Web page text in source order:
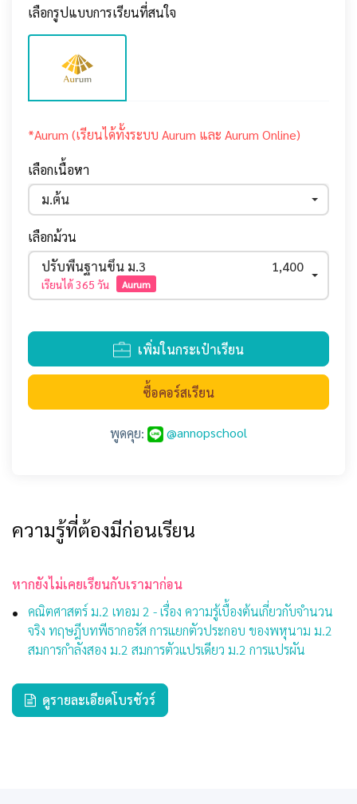
เลือกรูปแบบการเรียนที่สนใจ
*Aurum (เรียนได้ทั้งระบบ Aurum และ Aurum Online)
เลือกเนื้อหา
ม.ต้น
เลือกม้วน
ปรับพื้นฐานขึ้น ม.3
เรียนได้365 วัน Aurum
1,400
เพิ่มในกระเป๋าเรียน
ซื้อคอร์สเรียน
พูดคุย: @annopschool
ความรู้ที่ต้องมีก่อนเรียน
หากยังไม่เคยเรียนกับเรามาก่อน
คณิตศาสตร์ ม.2 เทอม 2 - เรื่อง ความรู้เบื้องต้นเกี่ยวกับจํานวน
จริง ทฤษฎีบทพีธากอรัส การแยกตัวประกอบ ของพหุนาม ม.2
สมการกําลังสอง ม.2 สมการตัวแปรเดียว ม.2 การแปรผัน
ดูรายละเอียดโบรชัวร์